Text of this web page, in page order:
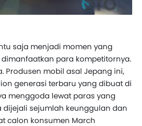
saja menjadi momen yang
para kompetitornya.
Produsen mobil asal Jepang ini,
generasi terbaru yang dibuat di
menggoda lewat paras yang
dijejali sejumlah keunggulan dan
calon konsumen March